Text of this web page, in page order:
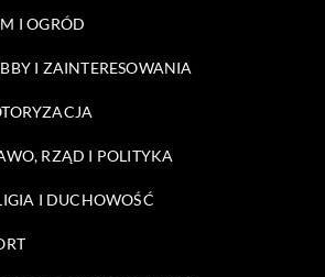
I OGRÓD
I ZAINTERESOWANIA
RZĄD I POLITYKA
I DUCHOWOŚĆ